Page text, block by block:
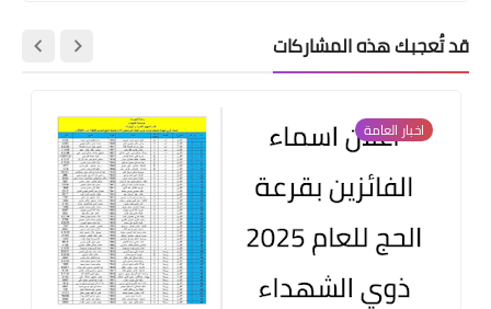
قد تُعجبك هذه المشاركات
اخبار العامة